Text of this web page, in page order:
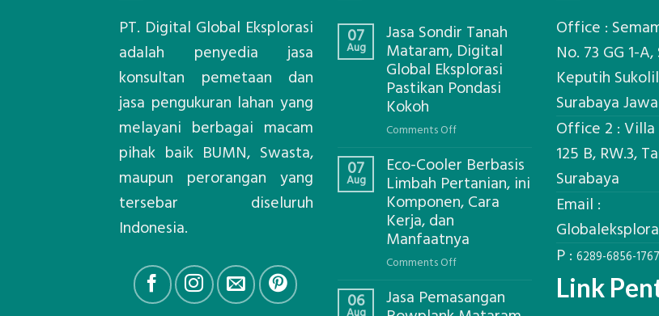
PT. Digital Global Eksplorasi
adalah penyedia jasa
konsultan pemetaan dan
jasa pengukuran lahan yang
melayani berbagai macam
pihak baik BUMN, Swasta,
maupun perorangan yang
tersebar diseluruh
Indonesia.
07
Aug
Jasa Sondir Tanah
Mataram, Digital
Global Eksplorasi
Pastikan Pondasi
Kokoh
Comments Offon
Sondir
Tanah
Mataram,
Global
Kokoh
07
Aug
Eco-Cooler Berbasis
Limbah Pertanian, ini
Komponen, Cara
Kerja, dan
Manfaatnya
Comments Offon
Cooler
06
Aug
Jasa Pemasangan
Office :
No. 73 GG 1-
Keputih
Surabaya
Office 2 :
125 B, RW.3,
Surabaya
Email :
P : 6289-6856-
Link